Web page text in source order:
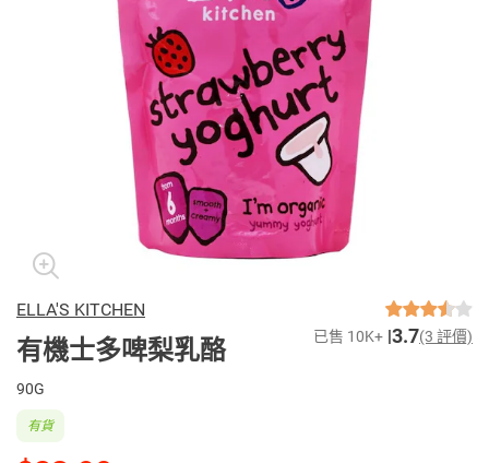
ELLA'S KITCHEN
有機士多啤梨乳酪 已售 10K+ 3.7(3 評價)
90G
有貨